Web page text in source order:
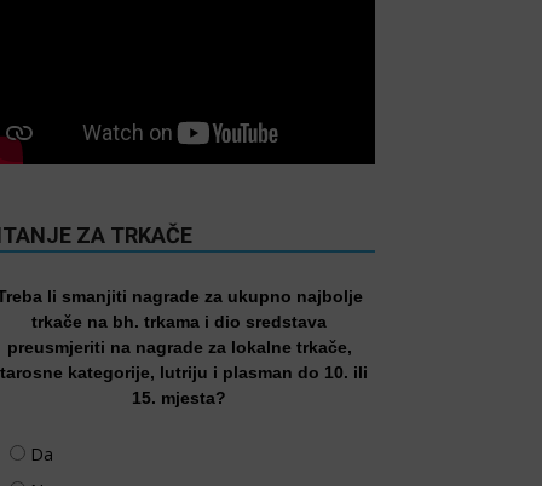
ZA TRKAČE
li smanjiti nagrade za ukupno najbolje
trkače na bh. trkama i dio sredstava
preusmjeriti na nagrade za lokalne trkače,
kategorije, lutriju i plasman do 10. ili
15. mjesta?
Da